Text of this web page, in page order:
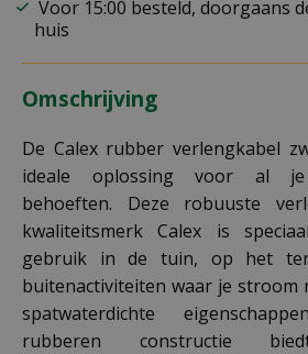
Voor 15:00 besteld, doorgaans
huis
Omschrijving
De Calex rubber verlengkabel
ideale oplossing voor al je
behoeften. Deze robuuste
kwaliteitsmerk Calex is
gebruik in de tuin, op het
buitenactiviteiten waar je stroom
spatwaterdichte
rubberen constructie